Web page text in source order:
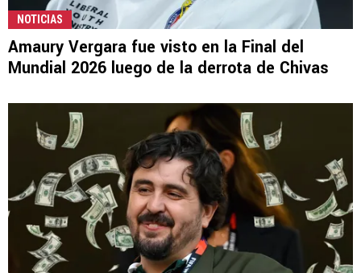
NOTICIAS
Amaury Vergara fue visto en la Final del
Mundial 2026 luego de la derrota de Chivas